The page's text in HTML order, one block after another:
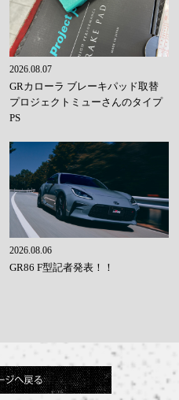
2026.08.07
GRカローラ ブレーキパッド取替
プロジェクトミューさんのタイプ
PS
2026.08.06
GR86 F型記者発表！！